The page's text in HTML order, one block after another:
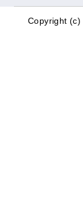
Copyright (c)